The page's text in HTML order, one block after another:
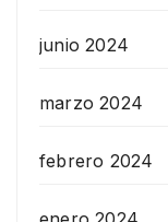
junio 2024
marzo 2024
febrero 2024